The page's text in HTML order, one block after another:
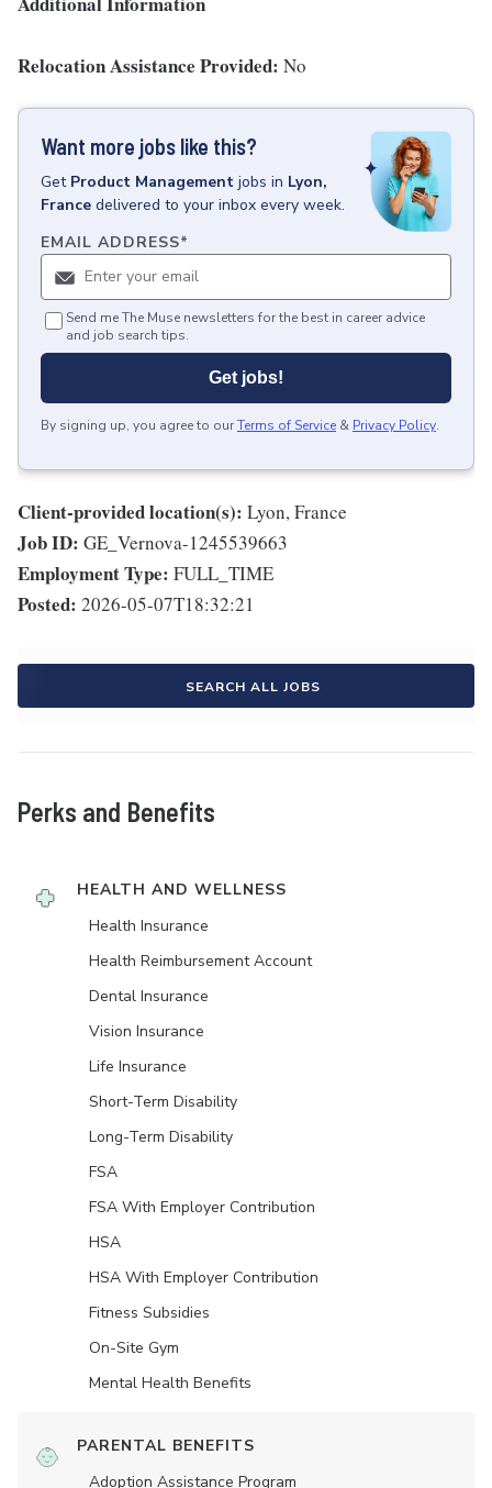
Relocation Assistance Provided: No
Want more jobs like this?
Get Product Management jobs in Lyon,
France delivered to your inbox every week.
EMAIL ADDRESS*
Send me The Muse newsletters for the best in career advice
and job search tips.
Get jobs!
By signing up, you agree to ourTerms of Service & Privacy Policy.
Client-provided location(s): Lyon, France
Job ID: GE_Vernova-1245539663
Employment Type: FULL_TIME
Posted: 2026-05-07T18:32:21
SEARCH ALL JOBS
Perks and Benefits
HEALTH AND WELLNESS
Health Insurance
Health Reimbursement Account
Dental Insurance
Vision Insurance
Life Insurance
Short-Term Disability
Long-Term Disability
FSA
FSA With Employer Contribution
HSA
HSA With Employer Contribution
Fitness Subsidies
On-Site Gym
Mental Health Benefits
PARENTAL BENEFITS
Adoption Assistance Program